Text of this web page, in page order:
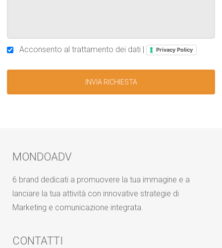
Acconsento al trattamento dei dati | Privacy Policy
MONDOADV
6 brand dedicati a promuovere la tua immagine e a
lanciare la tua attività con innovative strategie di
Marketing e comunicazione integrata.
CONTATTI